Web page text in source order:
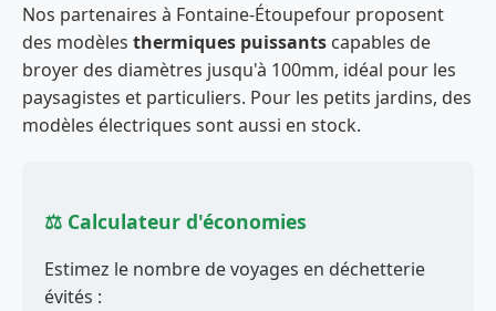
Nos partenaires à Fontaine-Étoupefour proposent
des modèles thermiques puissants capables de
broyer des diamètres jusqu'à 100mm, idéal pour les
paysagistes et particuliers. Pour les petits jardins, des
modèles électriques sont aussi en stock.
⚖️ Calculateur d'économies
Estimez le nombre de voyages en déchetterie
évités :